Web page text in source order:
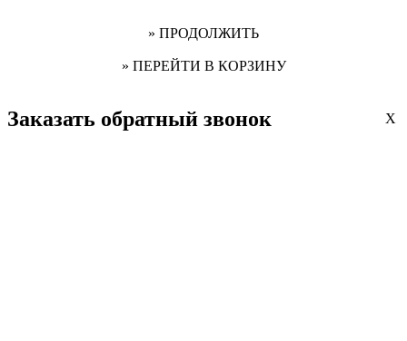
» ПРОДОЛЖИТЬ
» ПЕРЕЙТИ В КОРЗИНУ
Заказать обратный звонок X